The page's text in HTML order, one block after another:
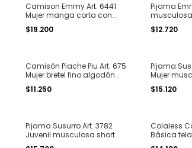
Camison Emmy Art. 6441
Mujer manga corta con
cartera algodón liso con
detalles de puntilla T. 48 al
$19.200
Pijama
algodón T.
$12.720
Camisón Piache Piu Art. 675
Mujer bretel fino algodón
estampado "lazos" T. 1 al 7
$11.250
Pijama
Mujer
algodón
"limon" T. 1
$15.120
Pijama Susurro Art. 3782
Juvenil musculosa short
algodon modal estampado
Colaless
Básica
texturada